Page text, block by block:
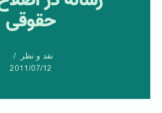
حقوقی‌
نقد و نظر
2011/07/12